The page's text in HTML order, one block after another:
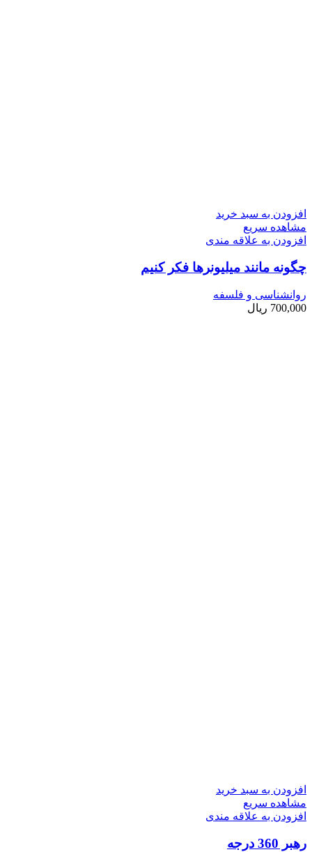
افزودن به سبد خرید
مشاهده سریع
افزودن به علاقه مندی
چگونه مانند میلیونرها فکر کنیم
روانشناسی و فلسفه
700,000 ریال
افزودن به سبد خرید
مشاهده سریع
افزودن به علاقه مندی
رهبر 360 درجه